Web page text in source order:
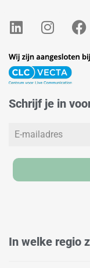
L
i
k
e
i
I
n
t
a
r
m
F
a
e
o
Schrijf je in
In welke regio